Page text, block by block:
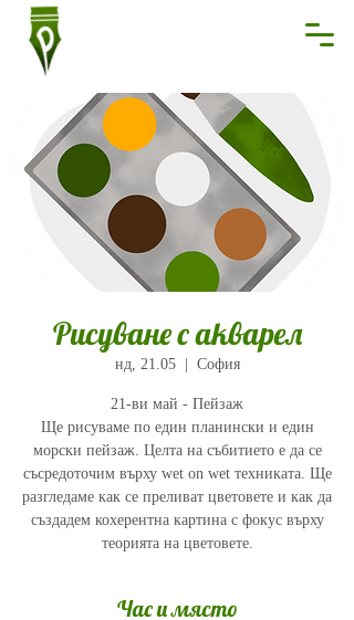
Рисуване с акварел
нд, 21.05
  |
София
21-ви май - Пейзаж
Ще рисуваме по един планински и един
морски пейзаж. Целта на събитието е да се
съсредоточим върху wet on wet техниката. Ще
разгледаме как се преливат цветовете и как да
създадем кохерентна картина с фокус върху
теорията на цветовете.
Час и място